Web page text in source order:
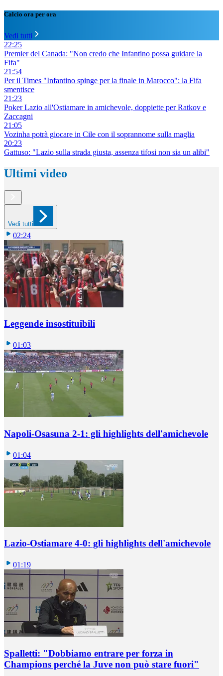
Calcio ora per ora
Vedi tutti
22:25
Premier del Canada: "Non credo che Infantino possa guidare la
Fifa"
21:54
Per il Times "Infantino spinge per la finale in Marocco": la Fifa
smentisce
21:23
Poker Lazio all'Ostiamare in amichevole, doppiette per Ratkov e
Zaccagni
21:05
Vozinha potrà giocare in Cile con il soprannome sulla maglia
20:23
Gattuso: "Lazio sulla strada giusta, assenza tifosi non sia un alibi"
Ultimi video
Vedi tutti
02:24
Leggende insostituibili
01:03
Napoli-Osasuna 2-1: gli highlights dell'amichevole
01:04
Lazio-Ostiamare 4-0: gli highlights dell'amichevole
01:19
Spalletti: "Dobbiamo entrare per forza in
Champions perché la Juve non può stare fuori"